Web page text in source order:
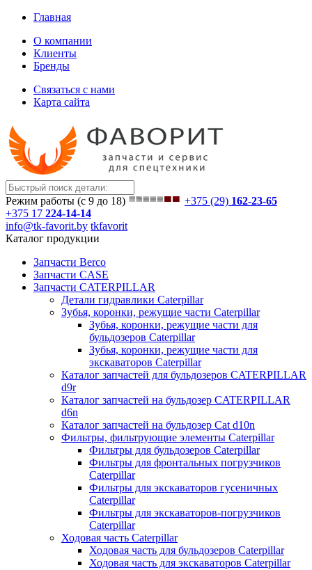
Главная
О компании
Клиенты
Бренды
Связаться с нами
Карта сайта
Режим работы (с 9 до 18) +375 (29) 162-23-65
+375 17 224-14-14
info@tk-favorit.by tkfavorit
Каталог продукции
Запчасти Berco
Запчасти CASE
Запчасти CATERPILLAR
Детали гидравлики Caterpillar
Зубья, коронки, режущие части Caterpillar
Зубья, коронки, режущие части для
бульдозеров Caterpillar
Зубья, коронки, режущие части для
экскаваторов Caterpillar
Каталог запчастей для бульдозеров CATERPILLAR
d9r
Каталог запчастей на бульдозер CATERPILLAR
d6n
Каталог запчастей на бульдозер Сat d10n
Фильтры, фильтрующие элементы Caterpillar
Фильтры для бульдозеров Caterpillar
Фильтры для фронтальных погрузчиков
Caterpillar
Фильтры для экскаваторов гусеничных
Caterpillar
Фильтры для экскаваторов-погрузчиков
Caterpillar
Ходовая часть Caterpillar
Ходовая часть для бульдозеров Caterpillar
Ходовая часть для экскаваторов Caterpillar